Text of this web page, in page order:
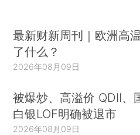
最新财新周刊｜欧洲高
了什么？
2026年08月09日
被爆炒、高溢价 QDII、
白银LOF明确被退市
2026年08月09日